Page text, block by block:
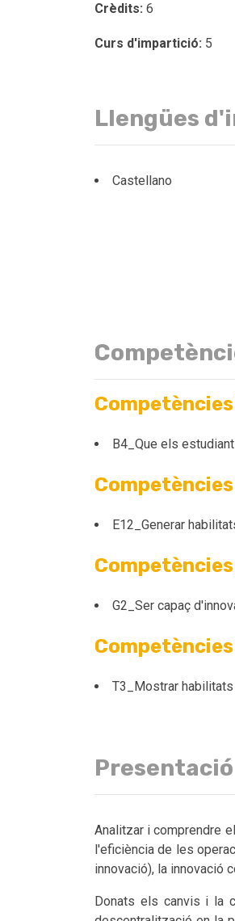
Crèdits: 6
Curs d'impartició: 5
Llengües
Castellano
B4_Que els
E12_Generar
G2_Ser capaç
T3_Mostrar
Analitzar i comprendre
l'eficiència de les
innovació), la innovació
Donats els canvis i la